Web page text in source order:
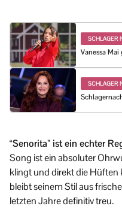
SCHLAGER
Vanessa
SCHLAGER
“Senorita” ist ein echter
Song ist ein absoluter
klingt und direkt die Hüften
bleibt seinem Stil aus
letzten Jahre definitiv treu.